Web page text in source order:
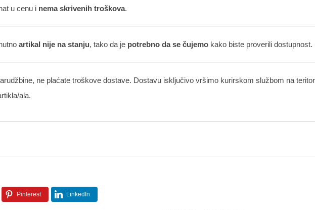
u cenu i nema skrivenih troškova.
artikal nije na stanju, tako da je potrebno da se čujemo kako biste proverili dostupnost.
ne plaćate troškove dostave. Dostavu isključivo vršimo kurirskom službom na
ala.
Pinterest LinkedIn